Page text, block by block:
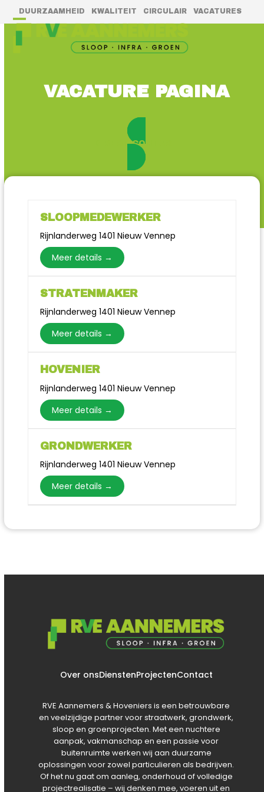
content
DUURZAAMHEID KWALITEIT CIRCULAIR VACATURES
Open
Close
VACATURE PAGINA
DIRECT CONTACT
SLOOPMEDEWERKER
Rijnlanderweg 1401 Nieuw Vennep
Meer details
STRATENMAKER
Rijnlanderweg 1401 Nieuw Vennep
Meer details
HOVENIER
Rijnlanderweg 1401 Nieuw Vennep
Meer details
GRONDWERKER
Rijnlanderweg 1401 Nieuw Vennep
Meer details
Over onsDienstenProjectenContact
RVE Aannemers & Hoveniers is een betrouwbare
en veelzijdige partner voor straatwerk, grondwerk,
sloop en groenprojecten. Met een nuchtere
aanpak, vakmanschap en een passie voor
buitenruimte werken wij aan duurzame
oplossingen voor zowel particulieren als bedrijven.
Of het nu gaat om aanleg, onderhoud of volledige
projectrealisatie – wij denken mee, voeren uit en